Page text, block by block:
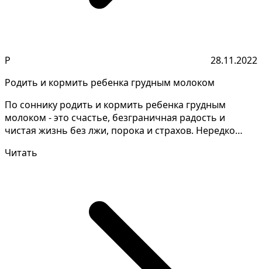
Р
28.11.2022
Родить и кормить ребенка грудным молоком
По соннику родить и кормить ребенка грудным
молоком - это счастье, безграничная радость и
чистая жизнь без лжи, порока и страхов. Нередко
Читать